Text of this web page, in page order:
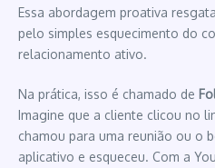
Essa abordagem proativa
pelo simples esquecimento do
relacionamento ativo.
Na prática, isso é chamado de
Imagine que a cliente clicou no
chamou para uma reunião ou o
aplicativo e esqueceu. Com a